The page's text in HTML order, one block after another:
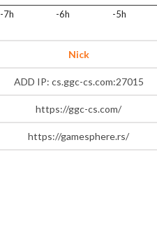
-7h -6h -5h
Nick
ADD IP: cs.ggc-cs.com:27015
https://ggc-cs.com/
https://gamesphere.rs/